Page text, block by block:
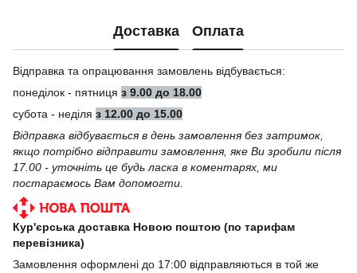
Доставка Оплата
Відправка та опрацювання замовлень відбувається:
понеділок - пятниця з 9.00 до 18.00
субота - неділя з 12.00 до 15.00
Відправка відбувається в день замовлення без затримок,
якщо потрібно відправити замовлення, яке Ви зробили після
17.00 - уточніть це будь ласка в коментарях, ми
постараємось Вам допомогти.
Кур'єрська доставка Новою поштою (по тарифам
перевізника)
Замовлення оформлені до 17:00 відправляються в той же